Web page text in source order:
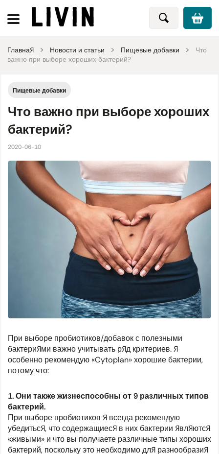
Главная Новости и статьи Пищевые добавки
Что
важно при выборе хороших бактерий?
Пищевые добавки
Что важно при выборе хороших
бактерий?
2020-06-10
При выборе пробиотиков/добавок с полезными
бактериями важно учитывать ряд критериев. Я
особенно рекомендую «Cytoplan» хорошие бактерии,
потому что:
1. Они также жизнеспособны от 9 различных типов
бактерий.
При выборе пробиотиков я всегда рекомендую
убедиться, что содержащиеся в них бактерии являются
«живыми» и что вы получаете различные типы хороших
бактерий, поскольку это необходимо для разнообразия